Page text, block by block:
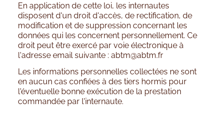
En application de cette loi, les internautes
disposent d'un droit d'accès, de rectification, de
modification et de suppression concernant les
données qui les concernent personnellement. Ce
droit peut être exercé par voie électronique à
l'adresse email suivante : abtm@abtm.fr
Les informations personnelles collectées ne sont
en aucun cas confiées à des tiers hormis pour
l'éventuelle bonne exécution de la prestation
commandée par l'internaute.